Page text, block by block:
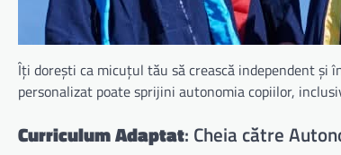
Îți dorești ca micuțul tău să crească independent și
personalizat poate sprijini autonomia copiilor,
Curriculum Adaptat: Cheia către